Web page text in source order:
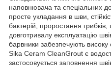
наповнювача та спеціальних
просте укладання в шви,
бактерій, проростання грибків,
довготривалу експлуатацію
барвники забезпечують високу
Sika Ceram CleanGrout є
застосовується заповнення